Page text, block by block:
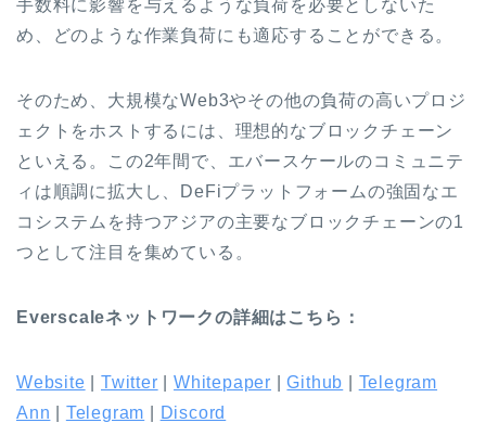
手数料に影響を与えるような負荷を必要としないた
め、どのような作業負荷にも適応することができる。
そのため、大規模なWeb3やその他の負荷の高いプロジ
ェクトをホストするには、理想的なブロックチェーン
といえる。この2年間で、エバースケールのコミュニテ
ィは順調に拡大し、DeFiプラットフォームの強固なエ
コシステムを持つアジアの主要なブロックチェーンの1
つとして注目を集めている。
Everscaleネットワークの詳細はこちら：
Website |Twitter |Whitepaper |Github
Telegram
Ann
Telegram Discord